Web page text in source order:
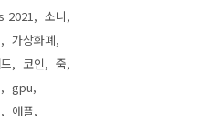
2021
소니
가상화폐
코인
줌
gpu
애플